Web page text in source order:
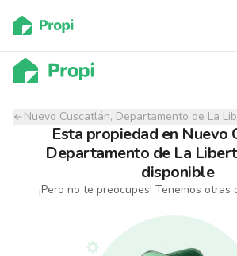
Nuevo Cuscatlán, Departamento de La
Esta propiedad en Nuevo
Departamento de La
disponible
¡Pero no te preocupes! Tenemos otras